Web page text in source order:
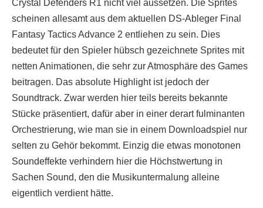
Crystal Defenders R1 nicht viel aussetzen. Die Sprites
scheinen allesamt aus dem aktuellen DS-Ableger Final
Fantasy Tactics Advance 2 entliehen zu sein. Dies
bedeutet für den Spieler hübsch gezeichnete Sprites mit
netten Animationen, die sehr zur Atmosphäre des Games
beitragen. Das absolute Highlight ist jedoch der
Soundtrack. Zwar werden hier teils bereits bekannte
Stücke präsentiert, dafür aber in einer derart fulminanten
Orchestrierung, wie man sie in einem Downloadspiel nur
selten zu Gehör bekommt. Einzig die etwas monotonen
Soundeffekte verhindern hier die Höchstwertung in
Sachen Sound, den die Musikuntermalung alleine
eigentlich verdient hätte.